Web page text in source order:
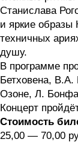
Станислава
и яркие
техничных
душу.
В программе
Бетховена,
Озоне, Л.
Концерт
Стоимость
25,00 — 70,00